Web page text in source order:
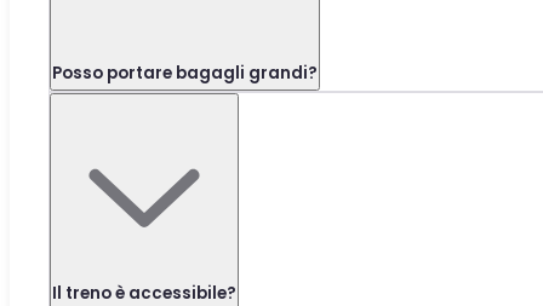
Posso portare bagagli grandi?
Il treno è accessibile?